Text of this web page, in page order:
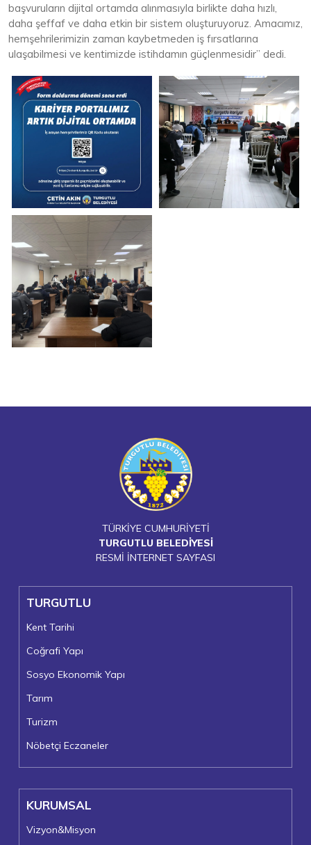
başvuruların dijital ortamda alınmasıyla birlikte daha hızlı,
daha şeffaf ve daha etkin bir sistem oluşturuyoruz. Amacımız,
hemşehrilerimizin zaman kaybetmeden iş fırsatlarına
ulaşabilmesi ve kentimizde istihdamın güçlenmesidir” dedi.
TÜRKİYE CUMHURİYETİ
TURGUTLU BELEDİYESİ
RESMİ İNTERNET SAYFASI
TURGUTLU
Kent Tarihi
Coğrafi Yapı
Sosyo Ekonomik Yapı
Tarım
Turizm
Nöbetçi Eczaneler
KURUMSAL
Vizyon&Misyon